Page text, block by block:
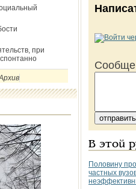
при
В этой
Половину
частных